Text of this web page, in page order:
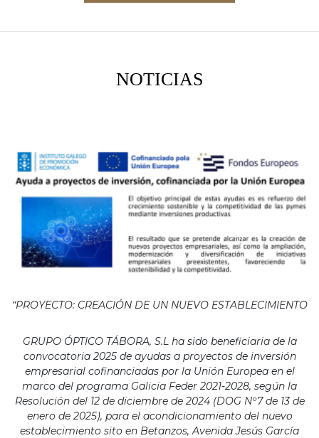
NOTICIAS
“PROYECTO: CREACIÓN DE UN NUEVO ESTABLECIMIENTO
GRUPO ÓPTICO TÁBORA, S.L ha sido beneficiaria de la
convocatoria 2025 de ayudas a proyectos de inversión
empresarial cofinanciadas por la Unión Europea en el
marco del programa Galicia Feder 2021-2028, según la
Resolución del 12 de diciembre de 2024 (DOG Nº7 de 13 de
enero de 2025), para el acondicionamiento del nuevo
establecimiento sito en Betanzos, Avenida Jesús García